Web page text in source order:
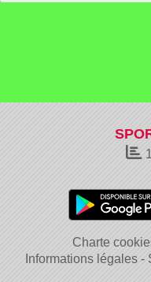
Charte
Informations légales